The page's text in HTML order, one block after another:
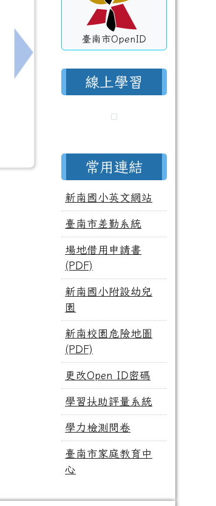
來！(六年級)
下一筆：函轉教育部國民教育中央輔
臺南市OpenID
線上學習
常用連結
新南國小英文網站
臺南市差勤系統
場地借用申請書
(PDF)
新南國小附設幼兒
園
新南校園危險地圖
(PDF)
更改Open ID密碼
學習扶助評量系統
學力檢測問卷
臺南市家庭教育中
心